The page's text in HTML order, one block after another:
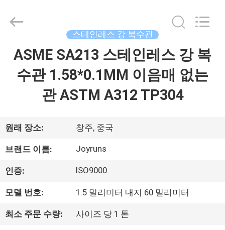
집
우
리
에
2021
Joyruns
CO.,LTD.
스테인레스 강 복수관
ASME SA213 스테인레스 강 복
수관 1.58*0.1MM 이음매 없는
관 ASTM A312 TP304
원래 장소: 창주, 중국
브랜드 이름: Joyruns
인증: ISO9000
모델 번호: 1.5 밀리미터 내지 60 밀리미터
최소 주문 수량: 사이즈 당 1 톤